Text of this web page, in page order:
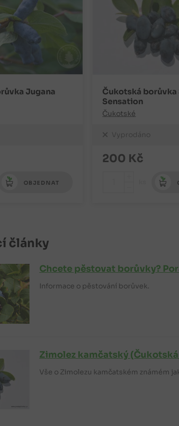
Jugana
OBJEDNAT
Čukotská
Sensation
Čukotské
Vyprodáno
200 Kč
články
Chcete pěstovat borůvky?
Informace o pěstování borůvek.
Zimolez kamčatský
Vše o Zimolezu kamčatském známém